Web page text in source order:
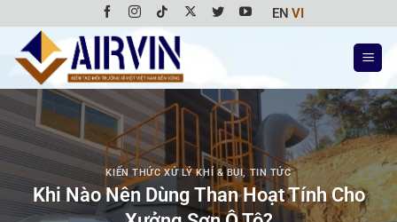
qua
nội
dung
EN VI
KIẾN THỨC XỬ LÝ KHÍ & BỤI,TIN TỨC
Khi Nào Nên Dùng Than Hoạt Tính Cho